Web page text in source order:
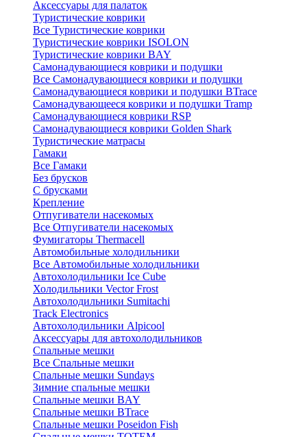
Аксессуары для палаток
Туристические коврики
Все Туристические коврики
Туристические коврики ISOLON
Туристические коврики BAY
Самонадувающиеся коврики и подушки
Все Самонадувающиеся коврики и подушки
Самонадувающиеся коврики и подушки BTrace
Самонадувающееся коврики и подушки Tramp
Самонадувающиеся коврики RSP
Самонадувающиеся коврики Golden Shark
Туристические матрасы
Гамаки
Все Гамаки
Без брусков
С брусками
Крепление
Отпугиватели насекомых
Все Отпугиватели насекомых
Фумигаторы Thermacell
Автомобильные холодильники
Все Автомобильные холодильники
Автохолодильники Ice Cube
Холодильники Vector Frost
Автохолодильники Sumitachi
Track Electronics
Автохолодильники Alpicool
Аксессуары для автохолодильников
Спальные мешки
Все Спальные мешки
Спальные мешки Sundays
Зимние спальные мешки
Спальные мешки BAY
Спальные мешки BTrace
Спальные мешки Poseidon Fish